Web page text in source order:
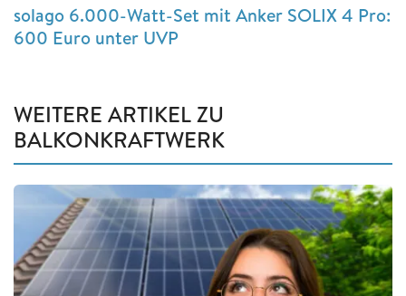
solago 6.000-Watt-Set mit Anker SOLIX 4 Pro:
600 Euro unter UVP
WEITERE ARTIKEL ZU
BALKONKRAFTWERK